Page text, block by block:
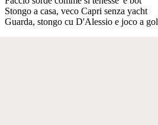
Stongo a casa, veco Capri senza yacht
Guarda, stongo cu D'Alessio e joco a